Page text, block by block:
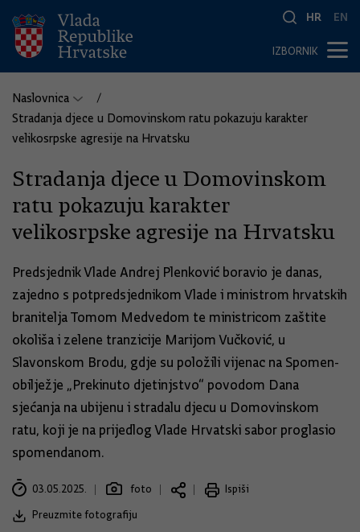
HR EN
IZBORNIK
Naslovnica
Stradanja djece u Domovinskom ratu pokazuju karakter
velikosrpske agresije na Hrvatsku
Stradanja djece u Domovinskom
ratu pokazuju karakter
velikosrpske agresije na Hrvatsku
Predsjednik Vlade Andrej Plenković boravio je danas,
zajedno s potpredsjednikom Vlade i ministrom hrvatskih
branitelja Tomom Medvedom te ministricom zaštite
okoliša i zelene tranzicije Marijom Vučković, u
Slavonskom Brodu, gdje su položili vijenac na Spomen-
obilježje „Prekinuto djetinjstvo“ povodom Dana
sjećanja na ubijenu i stradalu djecu u Domovinskom
ratu, koji je na prijedlog Vlade Hrvatski sabor proglasio
spomendanom.
03.05.2025. foto
Ispiši
Preuzmite fotografiju